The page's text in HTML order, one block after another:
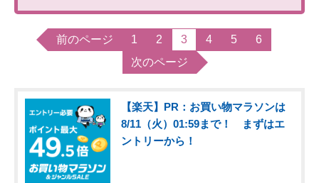
前のページ 1 2 3 4 5
6
次のページ
【楽天】PR：お買い物マラソンは
8/11（火）01:59まで！ まずはエ
ントリーから！